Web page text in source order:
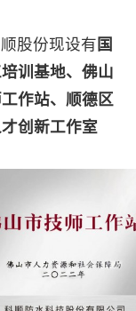
股份现设有 国
训基地、佛山
作站、顺德区
创新工作室